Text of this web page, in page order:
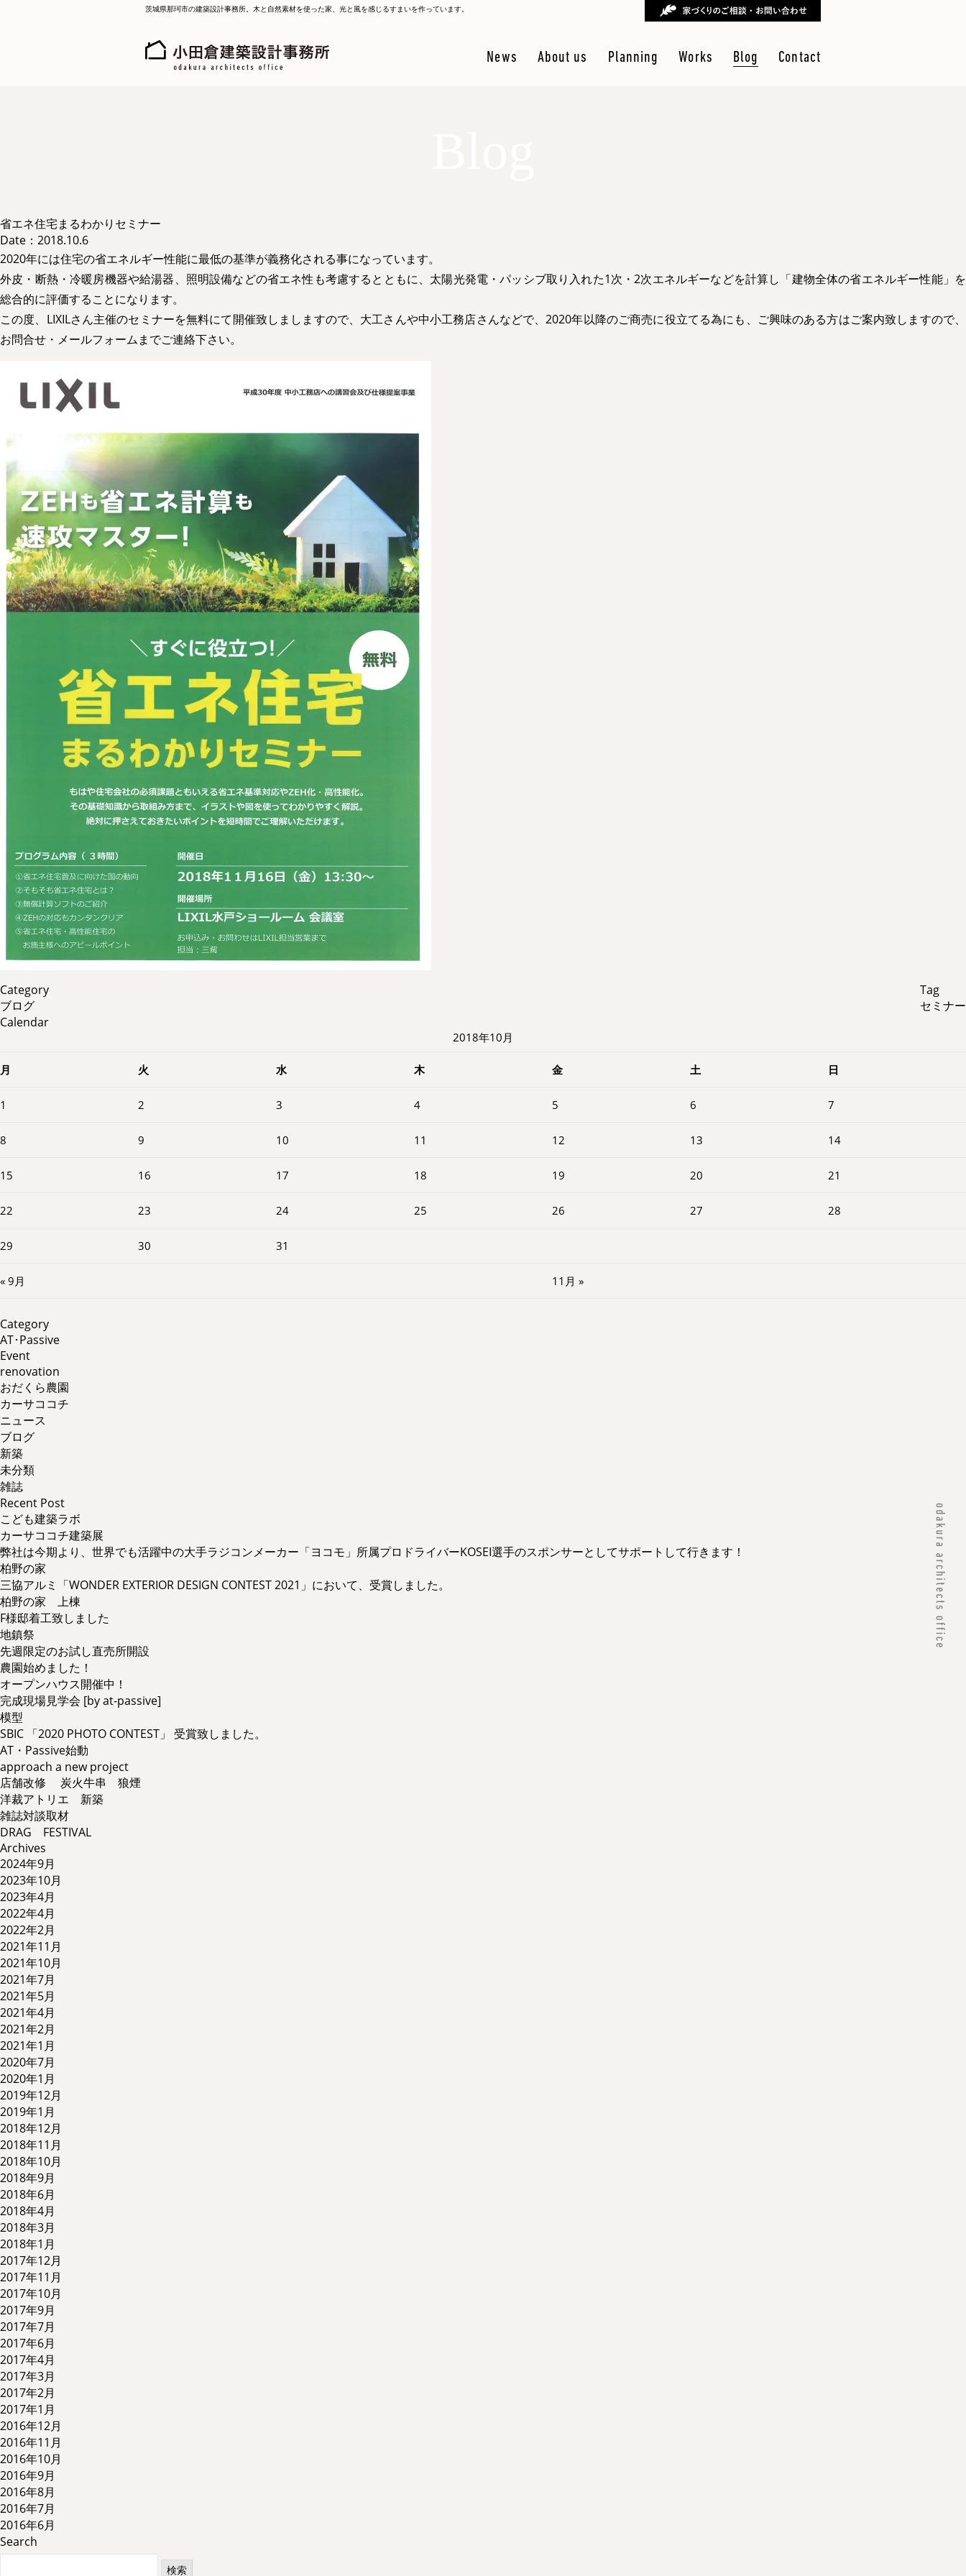
茨城県那珂市の建築設計事務所。木と自然素材を使った家、光と風を感じるすまいを作っています。
News About us Planning Works Blog Contact
省エネ住宅まるわかりセミナー
Date：2018.10.6
2020年には住宅の省エネルギー性能に最低の基準が義務化される事になっています。
外皮・断熱・冷暖房機器や給湯器、照明設備などの省エネ性も考慮するとともに、太陽光発電・パッシブ取り入れた1次・2次エネルギーなどを計算し「建物全体の省エネルギー性能」を
総合的に評価することになります。
この度、LIXILさん主催のセミナーを無料にて開催致しましますので、大工さんや中小工務店さんなどで、2020年以降のご商売に役立てる為にも、ご興味のある方はご案内致しますので、
お問合せ・メールフォームまでご連絡下さい。
Category
ブログ
Tag
セミナー
Calendar
2018年10月
月 火 水 木 金 土 日
« 9月 11月 »
1 2 3 4 5 6 7
8 9 10 11 12 13 14
15 16 17 18 19 20 21
22 23 24 25 26 27 28
29 30 31
Category
AT･Passive
Event
renovation
おだくら農園
カーサココチ
ニュース
ブログ
新築
未分類
雑誌
Recent Post
こども建築ラボ
カーサココチ建築展
弊社は今期より、世界でも活躍中の大手ラジコンメーカー「ヨコモ」所属プロドライバーKOSEI選手のスポンサーとしてサポートして行きます！
柏野の家
三協アルミ「WONDER EXTERIOR DESIGN CONTEST 2021」において、受賞しました。
柏野の家 上棟
F様邸着工致しました
地鎮祭
先週限定のお試し直売所開設
農園始めました！
オープンハウス開催中！
完成現場見学会 [by at-passive]
模型
SBIC 「2020 PHOTO CONTEST」 受賞致しました。
AT・Passive始動
approach a new project
店舗改修 炭火牛串 狼煙
洋裁アトリエ 新築
雑誌対談取材
DRAG FESTIVAL
Archives
2024年9月
2023年10月
2023年4月
2022年4月
2022年2月
2021年11月
2021年10月
2021年7月
2021年5月
2021年4月
2021年2月
2021年1月
2020年7月
2020年1月
2019年12月
2019年1月
2018年12月
2018年11月
2018年10月
2018年9月
2018年6月
2018年4月
2018年3月
2018年1月
2017年12月
2017年11月
2017年10月
2017年9月
2017年7月
2017年6月
2017年4月
2017年3月
2017年2月
2017年1月
2016年12月
2016年11月
2016年10月
2016年9月
2016年8月
2016年7月
2016年6月
Search
検